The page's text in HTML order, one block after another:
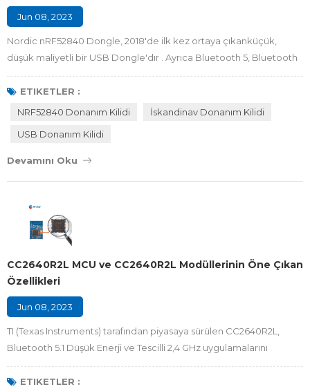
Jun 08, 2023
Nordic nRF52840 Dongle, 2018'de ilk kez ortaya çıkanküçük,
düşük maliyetli bir USB Dongle'dır . Ayrıca Bluetooth 5, Bluetooth
mesh, Thread, ZigBee, 802.15.4, ANT ve 2,4 GHz tescilli
protokollerini. Nordic, Bluetooth Dongle'ı 10 $ olarak fiyatlandırdı,
bu yüzden onların görüşüne göre oldukça iyi bir pazarlık. Ancak
Nordic dongle'da, zay...
ETIKETLER :
NRF52840 Donanım Kilidi
İskandinav Donanım Kilidi
USB Donanım Kilidi
Devamını Oku
CC2640R2L MCU ve CC2640R2L Modüllerinin Öne Çıkan
Özellikleri
Jun 08, 2023
TI (Texas Instruments) tarafından piyasaya sürülen CC2640R2L,
Bluetooth 5.1 Düşük Enerji ve Tescilli 2,4 GHz uygulamalarını
destekleyen bir 2,4 GHz kablosuz mikro denetleyicidir ( MCU ) .
Her ikisi de ortak ve kullanımı kolay bir geliştirme ortamını
ETIKETLER :